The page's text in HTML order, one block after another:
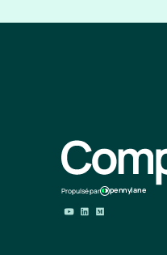
Propulsé par pennylane